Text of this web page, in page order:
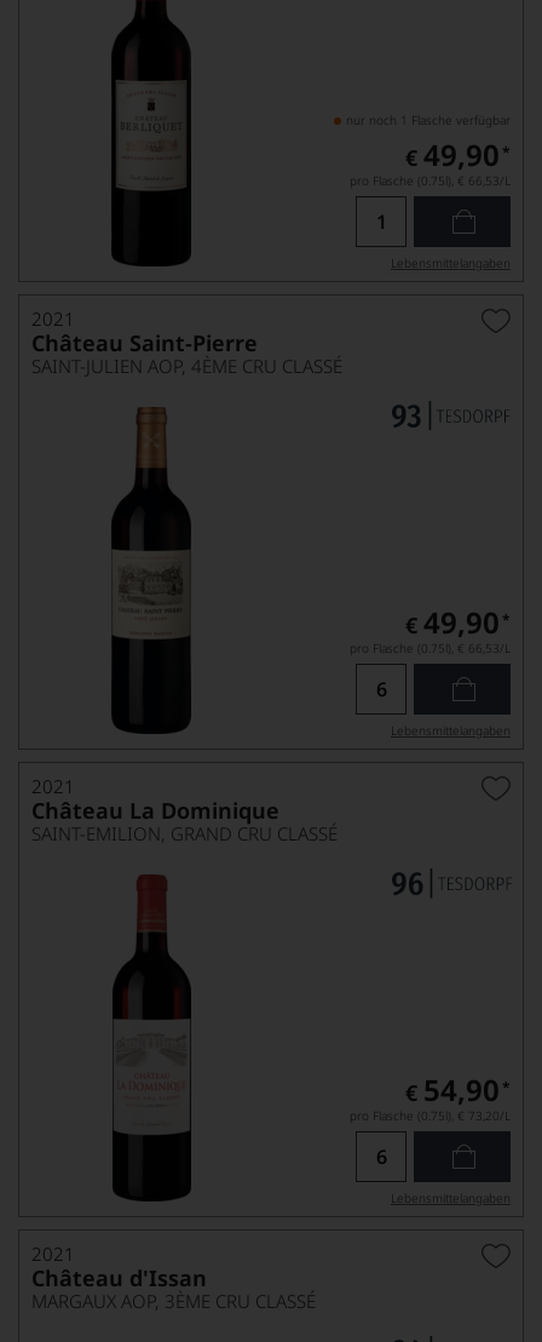
nur noch 1 Flasche verfügbar
€ 49,90 *
pro Flasche (0.75l), € 66,53/L
Lebensmittel­angaben
2021
Château Saint-Pierre
SAINT-JULIEN AOP, 4ÈME CRU CLASSÉ
€ 49,90 *
pro Flasche (0.75l), € 66,53/L
Lebensmittel­angaben
2021
Château La Dominique
SAINT-EMILION, GRAND CRU CLASSÉ
€ 54,90 *
pro Flasche (0.75l), € 73,20/L
Lebensmittel­angaben
2021
Château d'Issan
MARGAUX AOP, 3ÈME CRU CLASSÉ